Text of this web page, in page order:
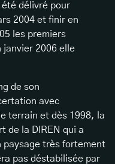
délivré pour
2004 et finir en
les premiers
janvier 2006 elle
de son
avec
terrain et dès 1998, la
de la DIREN qui a
paysage très fortement
pas déstabilisée par